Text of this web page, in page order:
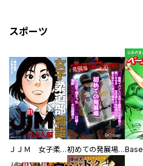
スポーツ
ＪＪＭ 女子柔道部物語 社会人編 初めての発展場 【白抜き修正版】